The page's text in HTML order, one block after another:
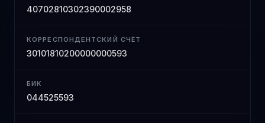
40702810302390002958
КОРРЕСПОНДЕНТСКИЙ СЧЁТ
30101810200000000593
БИК
044525593